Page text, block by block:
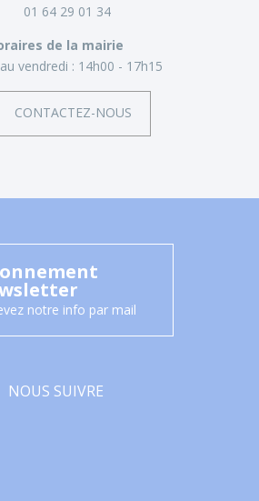
01 64 29 01 34
de la mairie
vendredi : 14h00 - 17h15
CONTACTEZ-NOUS
notre info par mail
NOUS SUIVRE